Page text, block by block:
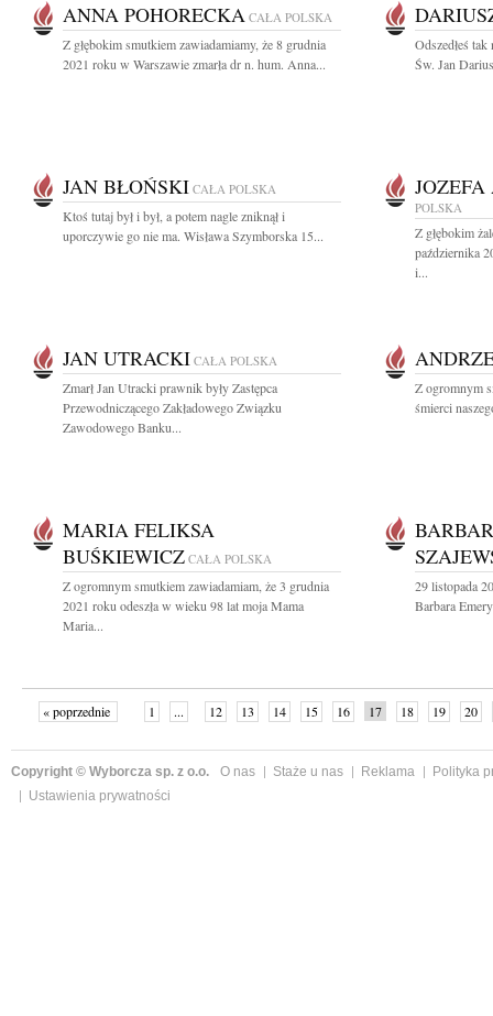
ANNA POHORECKA CAŁA POLSKA
Z głębokim smutkiem zawiadamiamy, że 8 grudnia
2021 roku w Warszawie zmarła dr n. hum. Anna...
Odszedłeś
Św. Jan
JAN BŁOŃSKI CAŁA POLSKA
Ktoś tutaj był i był, a potem nagle zniknął i
uporczywie go nie ma. Wisława Szymborska 15...
POLSKA
Z głębokim
października
i...
JAN UTRACKI CAŁA POLSKA
Zmarł Jan Utracki prawnik były Zastępca
Przewodniczącego Zakładowego Związku
Zawodowego Banku...
Z ogromnym
śmierci
MARIA FELIKSA
BUŚKIEWICZ CAŁA POLSKA
Z ogromnym smutkiem zawiadamiam, że 3 grudnia
2021 roku odeszła w wieku 98 lat moja Mama
Maria...
29 listopada
Barbara
« poprzednie 1 ... 12 13 14 15 16 17 18 19
20
Copyright © Wyborcza sp. z o.o. O nas Staże u nas Reklama
Polityka
Ustawienia prywatności